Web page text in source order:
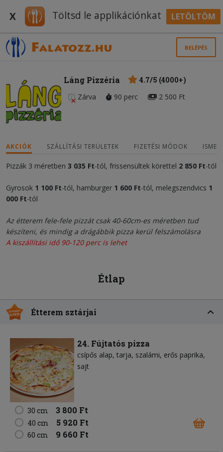
X Töltsd le applikációnkat LETÖLTÖM
BELÉPÉS
Láng Pizzéria
4.7/5 (4000+)
Zárva
90 perc 2 500 Ft
AKCIÓK SZÁLLÍTÁSI TERÜLETEK FIZETÉSI MÓDOK
Pizzák 3 méretben 3 035 Ft-tól, frissensültek körettel 2 850 Ft-tól
Gyrosok 1 100 Ft-tól, hamburger 1 600 Ft-tól, melegszendvics 1
000 Ft-tól
Az étterem fele-fele pizzát csak 40-60cm-es méretben tud
készíteni, és mindig a drágábbik pizza kerül felszámolásra
A kiszállítási idő 90-120 perc is lehet
Étlap
Étterem sztárjai
24. Fújtatós pizza
csípős alap tarja szalámi erős paprika
sajt
30 cm 3 800 Ft
40 cm 5 920 Ft
60 cm 9 660 Ft